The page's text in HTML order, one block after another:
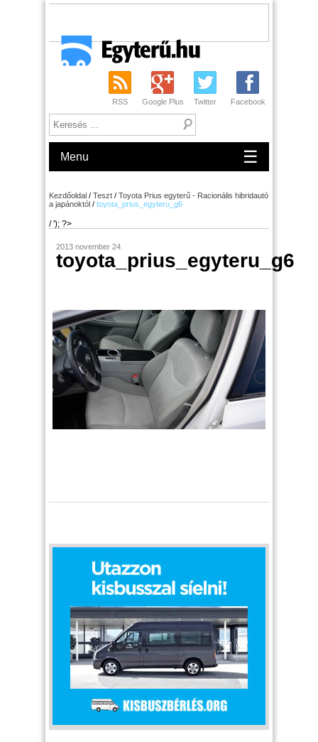
RSS Google Plus Twitter Facebook
Menu ☰
Kezdőoldal / Teszt / Toyota Prius egyterű - Racionális hibridautó
a japánoktól / toyota_prius_egyteru_g6
/ '); ?>
2013 november 24.
toyota_prius_egyteru_g6